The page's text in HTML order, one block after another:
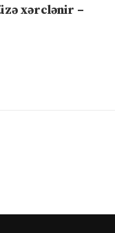
xərclənir –